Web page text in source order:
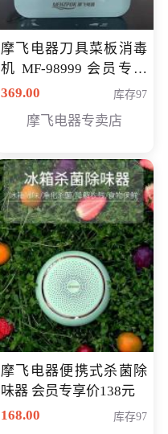
摩飞电器刀具菜板消毒
机 MF-98999 会员专享
价286元
369.00 库存97
摩飞电器专卖店
摩飞电器便携式杀菌除
味器 会员专享价138元
168.00
库存97